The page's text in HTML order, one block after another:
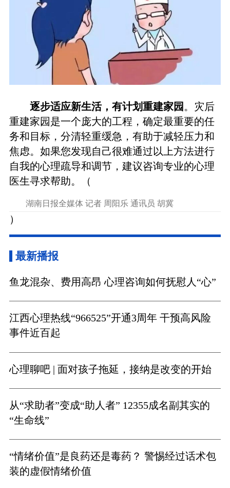
逐步适应新生活，有计划重建家园 。灾后
重建家园是一个庞大的工程，确定最重要的任
务和目标，分清轻重缓急，有助于减轻压力和
焦虑。如果您发现自己很难通过以上方法进行
自我的心理疏导和调节，建议咨询专业的心理
医生寻求帮助。（
湖南日报全媒体 记者 周阳乐 通讯员 胡冀
）
最新播报
鱼龙混杂、费用高昂 心理咨询如何抚慰人“心”
江西心理热线“966525”开通3周年 干预高风险
事件近百起
心理聊吧 | 面对孩子拖延，接纳是改变的开始
从“求助者”变成“助人者” 12355成名副其实的
“生命线”
“情绪价值”是良药还是毒药？ 警惕经过话术包
装的虚假情绪价值